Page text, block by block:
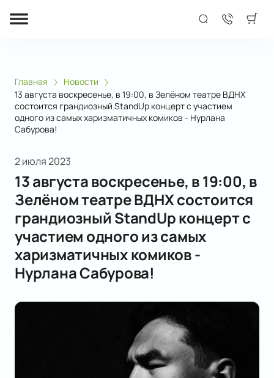
Главная
Новости
13 августа воскресенье, в 19:00, в Зелёном театре ВДНХ
состоится грандиозный StandUp концерт с участием
одного из самых харизматичных комиков - Нурлана
Сабурова!
2 июля 2023
13 августа воскресенье, в 19:00, в
Зелёном театре ВДНХ состоится
грандиозный StandUp концерт с
участием одного из самых
харизматичных комиков -
Нурлана Сабурова!